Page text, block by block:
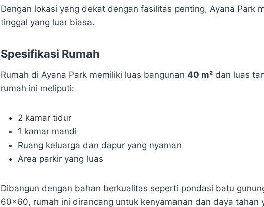
Dengan lokasi yang dekat dengan fasilitas penting, Ayana Park
tinggal yang luar biasa.
Spesifikasi Rumah
Rumah di Ayana Park memiliki luas bangunan 40 m² dan luas
rumah ini meliputi:
2 kamar tidur
1 kamar mandi
Ruang keluarga dan dapur yang nyaman
Area parkir yang luas
Dibangun dengan bahan berkualitas seperti pondasi batu
60×60, rumah ini dirancang untuk kenyamanan dan daya tahan